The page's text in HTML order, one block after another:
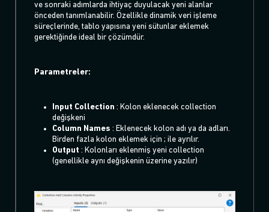
ve sonraki adımlarda ihtiyaç duyulacak yeni alanlar
önceden tanımlanabilir. Özellikle dinamik veri işleme
süreçlerinde, tablo yapısına yeni sütunlar eklemek
gerektiğinde ideal bir çözümdür.
Parametreler:
Input Collection : Kolon eklenecek collection
değişkeni
Column Names : Eklenecek kolon adı ya da adları.
Birden fazla kolon eklemek için ; ile ayrılır.
Output : Kolonları eklenmiş yeni collection
(genellikle aynı değişkenin üzerine yazılır)